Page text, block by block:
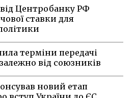
Центробанку РФ
ставки для
терміни передачі
від союзників
новий етап